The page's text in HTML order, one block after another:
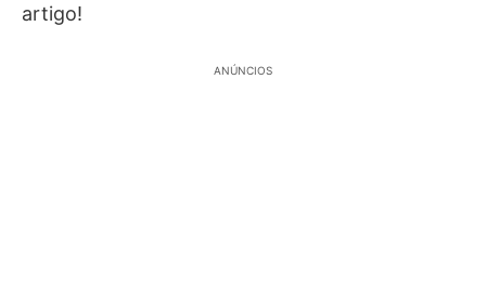
artigo!
ANÚNCIOS